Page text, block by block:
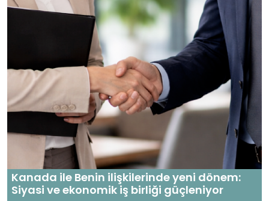
Kanada ile Benin ilişkilerinde yeni dönem:
Siyasi ve ekonomik iş birliği güçleniyor